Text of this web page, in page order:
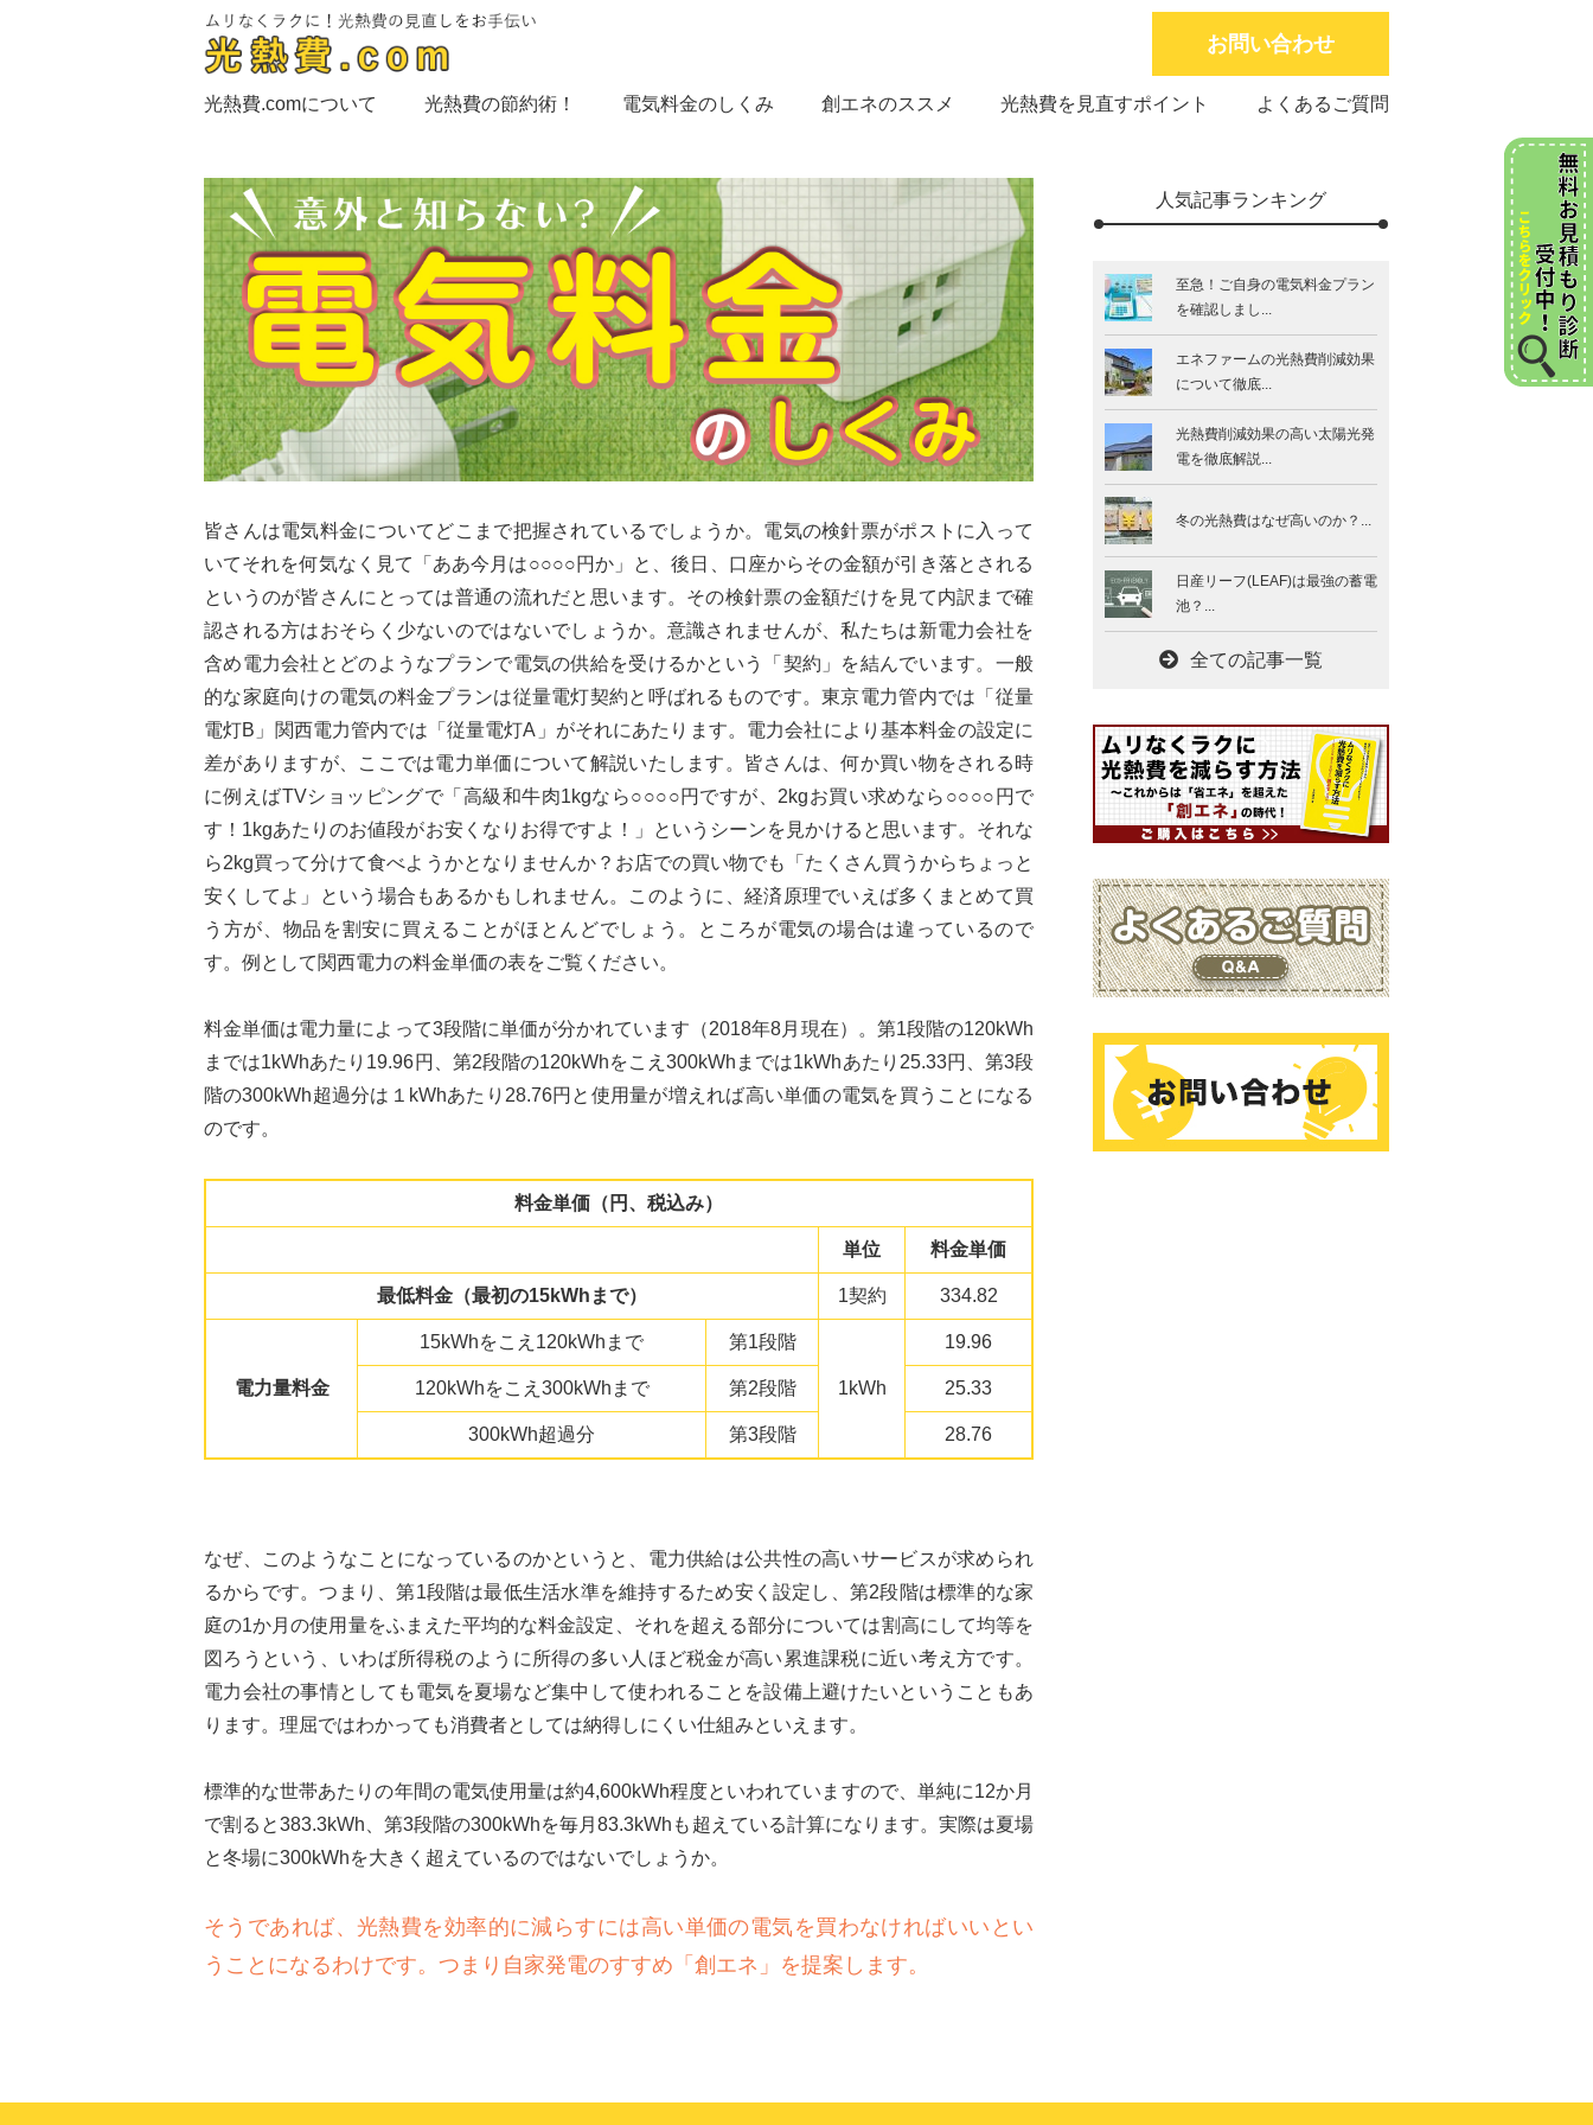
お問い合わせ
光熱費.comについて 光熱費の節約術！ 電気料金のしくみ 創エネのススメ 光熱費を見直すポイント よくあるご質問
皆さんは電気料金についてどこまで把握されているでしょうか。電気の検針票がポストに入って
いてそれを何気なく見て「ああ今月は○○○○円か」と、後日、口座からその金額が引き落とされる
というのが皆さんにとっては普通の流れだと思います。その検針票の金額だけを見て内訳まで確
認される方はおそらく少ないのではないでしょうか。意識されませんが、私たちは新電力会社を
含め電力会社とどのようなプランで電気の供給を受けるかという「契約」を結んでいます。一般
的な家庭向けの電気の料金プランは従量電灯契約と呼ばれるものです。東京電力管内では「従量
電灯B」関西電力管内では「従量電灯A」がそれにあたります。電力会社により基本料金の設定に
差がありますが、ここでは電力単価について解説いたします。皆さんは、何か買い物をされる時
に例えばTVショッピングで「高級和牛肉1kgなら○○○○円ですが、2kgお買い求めなら○○○○円で
す！1kgあたりのお値段がお安くなりお得ですよ！」というシーンを見かけると思います。それな
ら2kg買って分けて食べようかとなりませんか？お店での買い物でも「たくさん買うからちょっと
安くしてよ」という場合もあるかもしれません。このように、経済原理でいえば多くまとめて買
う方が、物品を割安に買えることがほとんどでしょう。ところが電気の場合は違っているので
す。例として関西電力の料金単価の表をご覧ください。
料金単価は電力量によって3段階に単価が分かれています（2018年8月現在）。第1段階の120kWh
までは1kWhあたり19.96円、第2段階の120kWhをこえ300kWhまでは1kWhあたり25.33円、第3段
階の300kWh超過分は１kWhあたり28.76円と使用量が増えれば高い単価の電気を買うことになる
のです。
料金単価（円、税込み）
単位 料金単価
最低料金（最初の15kWhまで） 1契約 334.82
電力量料金
15kWhをこえ120kWhまで 第1段階
1kWh
19.96
120kWhをこえ300kWhまで 第2段階 25.33
300kWh超過分 第3段階 28.76
なぜ、このようなことになっているのかというと、電力供給は公共性の高いサービスが求められ
るからです。つまり、第1段階は最低生活水準を維持するため安く設定し、第2段階は標準的な家
庭の1か月の使用量をふまえた平均的な料金設定、それを超える部分については割高にして均等を
図ろうという、いわば所得税のように所得の多い人ほど税金が高い累進課税に近い考え方です。
電力会社の事情としても電気を夏場など集中して使われることを設備上避けたいということもあ
ります。理屈ではわかっても消費者としては納得しにくい仕組みといえます。
標準的な世帯あたりの年間の電気使用量は約4,600kWh程度といわれていますので、単純に12か月
で割ると383.3kWh、第3段階の300kWhを毎月83.3kWhも超えている計算になります。実際は夏場
と冬場に300kWhを大きく超えているのではないでしょうか。
そうであれば、光熱費を効率的に減らすには高い単価の電気を買わなければいいとい
うことになるわけです。つまり自家発電のすすめ「創エネ」を提案します。
人気記事ランキング
至急！ご自身の電気料金プラン
を確認しまし...
エネファームの光熱費削減効果
について徹底...
光熱費削減効果の高い太陽光発
電を徹底解説...
冬の光熱費はなぜ高いのか？...
日産リーフ(LEAF)は最強の蓄電
池？...
全ての記事一覧